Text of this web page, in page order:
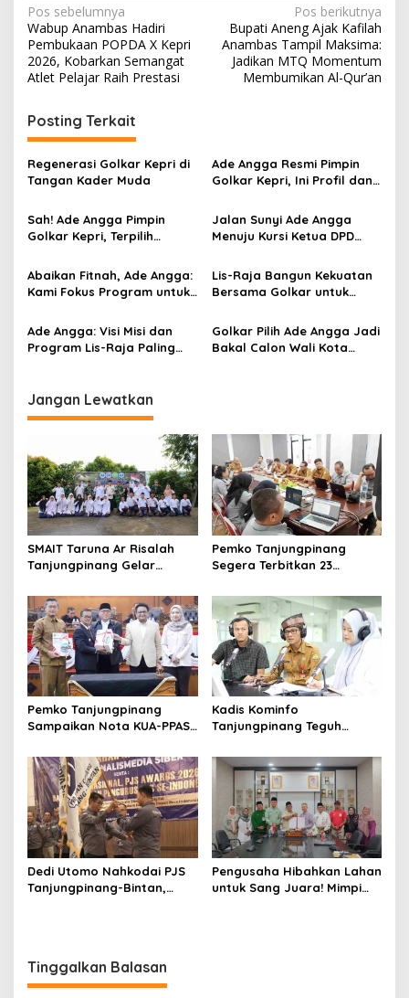
N
a
v
g
a
s
p
o
s
Pos sebelumnya
Wabup Anambas Hadiri
Pembukaan POPDA X Kepri
2026, Kobarkan Semangat
Atlet Pelajar Raih Prestasi
Pos berikutnya
Bupati Aneng Ajak Kafilah
Anambas Tampil Maksima:
Jadikan MTQ Momentum
Membumikan Al-Qur’an
Posting Terkait
Regenerasi Golkar Kepri di
Tangan Kader Muda
Ade Angga Resmi Pimpin
Golkar Kepri, Ini Profil dan
Sah! Ade Angga Pimpin
Golkar Kepri, Terpilih
Jalan Sunyi Ade Angga
Menuju Kursi Ketua DPD
Abaikan Fitnah, Ade Angga:
Kami Fokus Program untuk
Lis-Raja Bangun Kekuatan
Bersama Golkar untuk
Tanjungpinang
Ade Angga: Visi Misi dan
Program Lis-Raja Paling
Golkar Pilih Ade Angga Jadi
Bakal Calon Wali Kota
Jangan Lewatkan
SMAIT Taruna Ar Risalah
Tanjungpinang Gelar
Tanamkan Disiplin dan Jiwa
Kepemimpinan
Pemko Tanjungpinang
Segera Terbitkan 23
Pemko Tanjungpinang
Sampaikan Nota KUA-PPAS
DPRD
Kadis Kominfo
Tanjungpinang Teguh
Warga Jadi Bahan Evaluasi
Pemerintah
Dedi Utomo Nahkodai PJS
Tanjungpinang-Bintan,
Pengusaha Hibahkan Lahan
untuk Sang Juara! Mimpi
Tinggalkan Balasan